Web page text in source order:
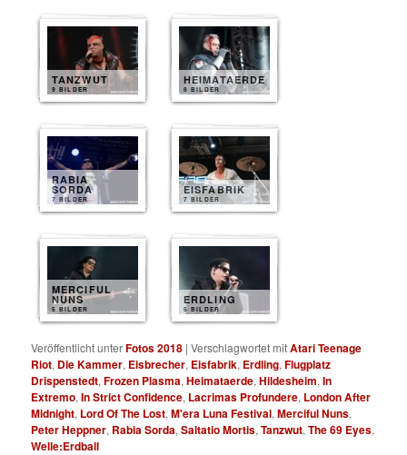
TANZWUT
9 BILDER
HEIMATAERDE
8 BILDER
RABIA
SORDA
7 BILDER
EISFABRIK
7 BILDER
MERCIFUL
NUNS
5 BILDER
ERDLING
5 BILDER
Veröffentlicht unterFotos 2018 |Verschlagwortet mitAtari Teenage
Riot, Die Kammer, Eisbrecher, Eisfabrik, Erdling,Flugplatz
Drispenstedt,Frozen Plasma,Heimataerde,Hildesheim,In
Extremo,In Strict Confidence, Lacrimas Profundere, London After
Midnight, Lord Of The Lost,M'era Luna Festival,Merciful Nuns,
Peter Heppner, Rabia Sorda,Saltatio Mortis,Tanzwut,The 69 Eyes,
Welle:Erdball